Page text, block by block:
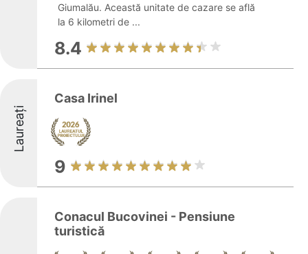
Giumalău. Această unitate de cazare se află
la 6 kilometri de ...
8.4
Laureați
Casa Irinel
9
Conacul Bucovinei - Pensiune
turistică